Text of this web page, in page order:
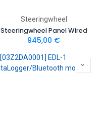
Steeringwheel
Steeringwheel Panel Wired
945,00 €